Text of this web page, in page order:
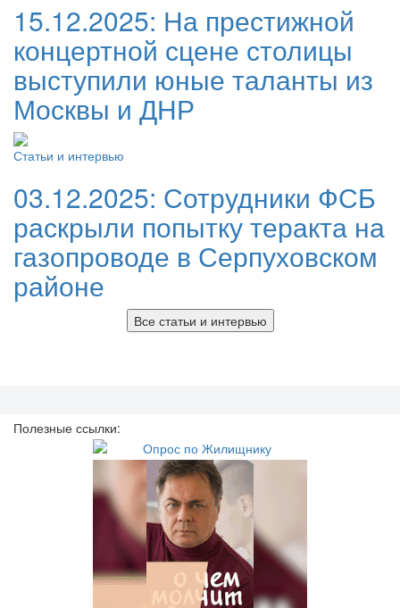
15.12.2025: На престижной
концертной сцене столицы
выступили юные таланты из
Москвы и ДНР
Статьи и интервью
03.12.2025: Сотрудники ФСБ
раскрыли попытку теракта на
газопроводе в Серпуховском
районе
Все статьи и интервью
Полезные ссылки: